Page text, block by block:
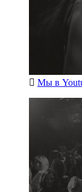
Мы в